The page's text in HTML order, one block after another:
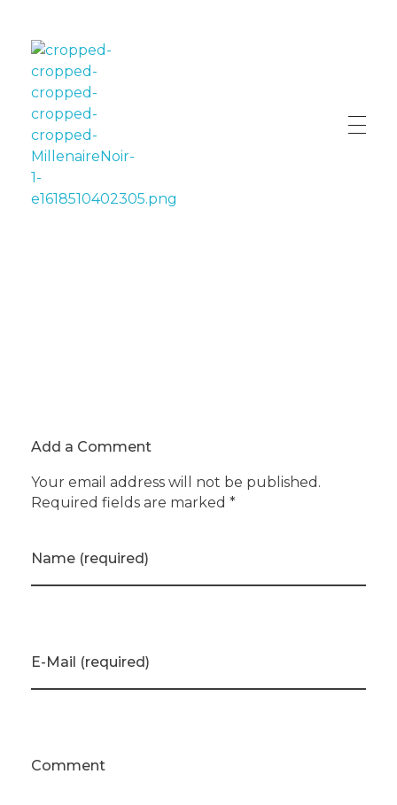
Add a Comment
Your email address will not be published.
Required fields are marked *
Name (required)
E-Mail (required)
Comment